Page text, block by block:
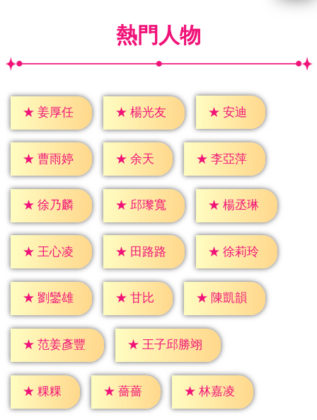
熱門人物
★ 姜厚任 ★ 楊光友 ★ 安迪
★ 曹雨婷 ★ 余天 ★ 李亞萍
★ 徐乃麟 ★ 邱瓈寬 ★ 楊丞琳
★ 王心凌 ★ 田路路 ★ 徐莉玲
★ 劉鑾雄 ★ 甘比 ★ 陳凱韻
★ 范姜彥豐 ★ 王子邱勝翊
★ 粿粿 ★ 薔薔 ★ 林嘉凌